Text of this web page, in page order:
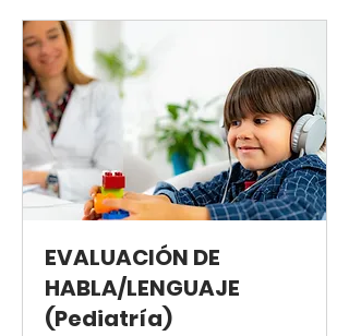
EVALUACIÓN DE
HABLA/LENGUAJE
(Pediatría)